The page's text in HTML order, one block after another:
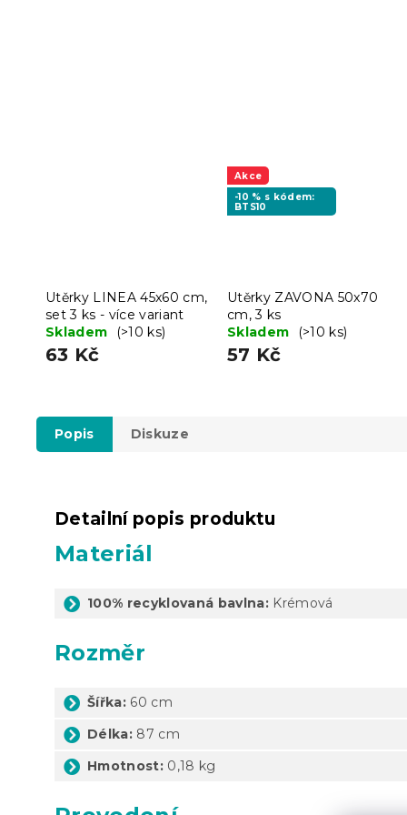
Utěrky LINEA 45x60 cm,
set 3 ks - více variant
Skladem
(>10 ks)
63 Kč
Akce
-10 % s kódem:
BTS10
Utěrky ZAVONA 50x70
cm, 3 ks
Skladem
(>10 ks)
57 Kč
Popis Diskuze
Detailní popis produktu
Materiál
100% recyklovaná bavlna: Krémová
Rozměr
Šířka: 60 cm
Délka: 87 cm
Hmotnost: 0,18 kg